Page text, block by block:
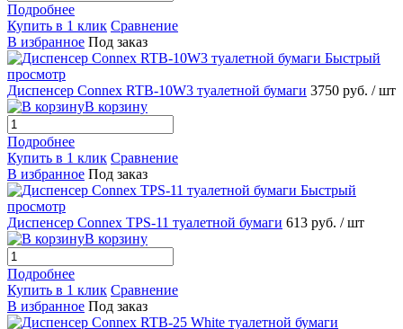
Подробнее
Купить в 1 клик Сравнение
В избранное Под заказ
Быстрый
просмотр
Диспенсер Connex RTB-10W3 туалетной бумаги 3750 руб. / шт
В корзину
Подробнее
Купить в 1 клик Сравнение
В избранное Под заказ
Быстрый
просмотр
Диспенсер Connex TPS-11 туалетной бумаги 613 руб. / шт
В корзину
Подробнее
Купить в 1 клик Сравнение
В избранное Под заказ